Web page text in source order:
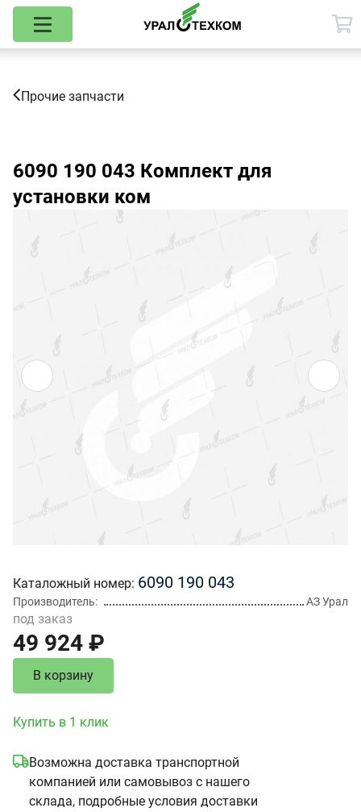
Прочие запчасти
6090 190 043 Комплект для
установки ком
Каталожный номер 6090 190 043
Производитель АЗ Урал
под заказ
49 924 ₽
В корзину
Купить в 1 клик
Возможна доставка транспортной
компанией или самовывоз с нашего
склада, подробные условия доставки